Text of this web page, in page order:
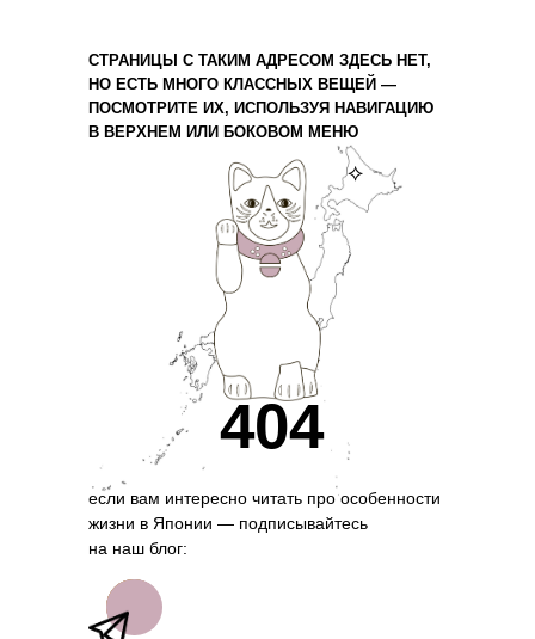
СТРАНИЦЫ С ТАКИМ АДРЕСОМ ЗДЕСЬ НЕТ,
НО ЕСТЬ МНОГО КЛАССНЫХ ВЕЩЕЙ —
ПОСМОТРИТЕ ИХ, ИСПОЛЬЗУЯ НАВИГАЦИЮ
В ВЕРХНЕМ ИЛИ БОКОВОМ МЕНЮ
⟡
если вам интересно читать про особенности
жизни в Японии — подписывайтесь
на наш блог:
404